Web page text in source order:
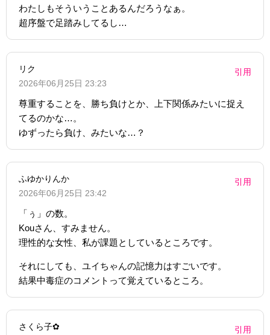
わたしもそういうことあるんだろうなぁ。
超序盤で足踏みしてるし…
リク
2026年06月25日 23:23
引用
尊重することを、勝ち負けとか、上下関係みたいに捉え
てるのかな…。
ゆずったら負け、みたいな…？
ふゆかりんか
2026年06月25日 23:42
引用
「ぅ」の数。
Kouさん、すみません。
理性的な女性、私が課題としているところです。
それにしても、ユイちゃんの記憶力はすごいです。
結果中毒症のコメントって覚えているところ。
さくら子‪✿
引用